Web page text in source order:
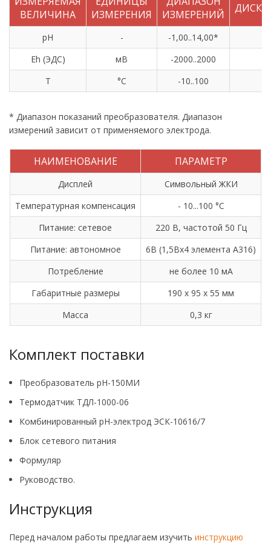
ВЕЛИЧИНА
ИЗМЕРЕНИЯ
ИЗМЕРЕНИЙ
pH - -1,00..14,00*
Eh (ЭДС)
мВ
-2000..2000
T
°С -10..100
* Диапазон показаний преобразователя. Диапазон
измерений зависит от применяемого электрода.
НАИМЕНОВАНИЕ ПАРАМЕТР
Дисплей
Символьный ЖКИ
Температурная компенсация
- 10...100 °С
Питание: сетевое
220 В, частотой 50 Гц
Питание: автономное
6В (1,5Вx4 элемента A316)
Потребление
не более 10 мА
Габаритные размеры
190 х 95 х 55 мм
Масса
0,3 кг
Комплект поставки
Преобразователь pH-150МИ
Термодатчик ТДЛ-1000-06
Комбинированный рН-электрод ЭСК-10616/7
Блок сетевого питания
Формуляр
Руководство.
Инструкция
Перед началом работы предлагаем изучить инструкцию